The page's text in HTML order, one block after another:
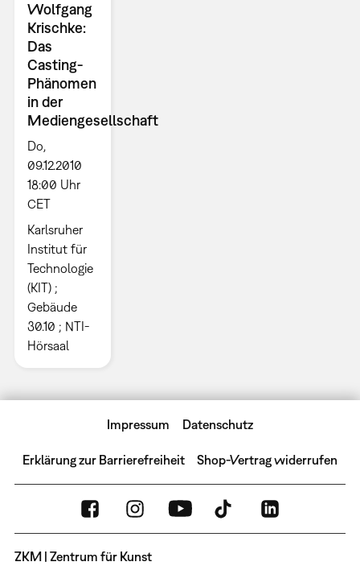
Wolfgang
Krischke:
Das
Casting-
Phänomen
in der
Mediengesellschaft
Do,
09.12.2010
18:00 Uhr
CET
Karlsruher
Institut für
Technologie
(KIT) ;
Gebäude
30.10 ; NTI-
Hörsaal
Impressum Datenschutz
Erklärung zur Barrierefreiheit Shop-Vertrag widerrufen
ZKM | Zentrum für Kunst